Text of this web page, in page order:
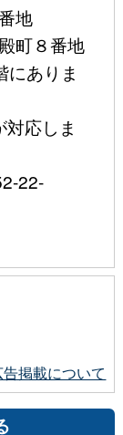
地
町８番地
ありま
応しま
22-
告掲載について